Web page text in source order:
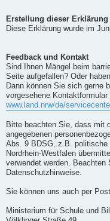
Erstellung dieser Erklärung
Diese Erklärung wurde im
Feedback und Kontakt
Sind Ihnen Mängel beim
Seite aufgefallen? Oder
Dann können Sie sich gerne
vorgesehene
www.land.nrw/de/
Bitte beachten Sie, dass mit
angegebenen
Abs. 9 BDSG, z.B. politische
Nordrhein-Westfalen
verwendet werden.
Datenschutzhinweise.
Sie können uns auch per
Ministerium für Schule und